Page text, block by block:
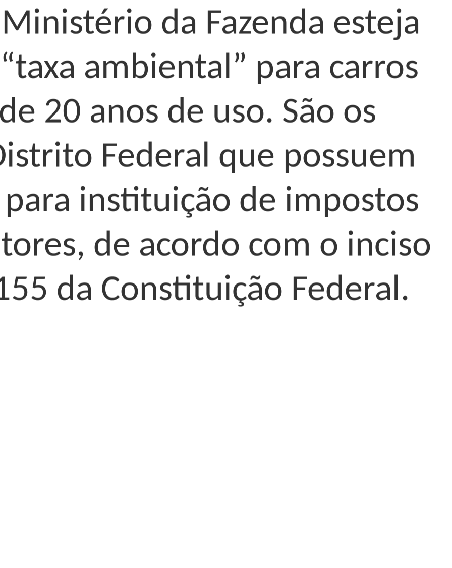
da Fazenda esteja
ambiental” para carros
20 anos de uso. São os
Federal que possuem
instituição de impostos
de acordo com o inciso
da Constituição Federal.